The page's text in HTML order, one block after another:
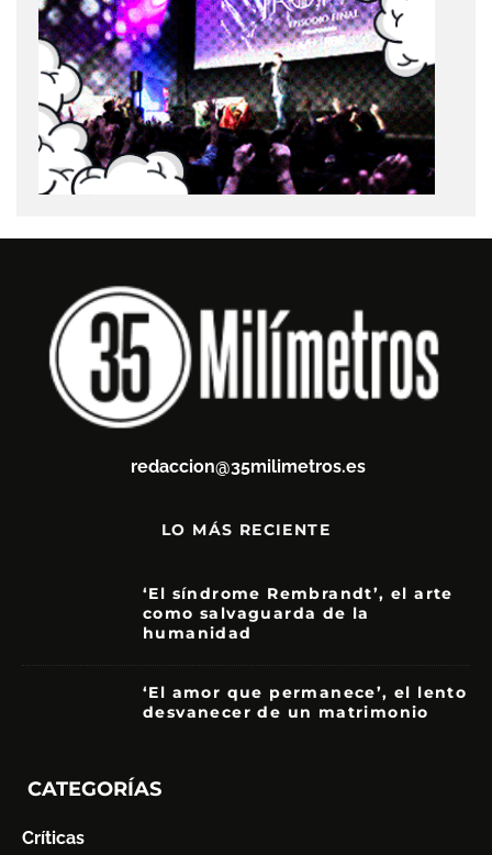
redaccion@35milimetros.es
LO MÁS RECIENTE
‘El síndrome Rembrandt’, el arte
como salvaguarda de la
humanidad
‘El amor que permanece’, el lento
desvanecer de un matrimonio
CATEGORÍAS
Críticas